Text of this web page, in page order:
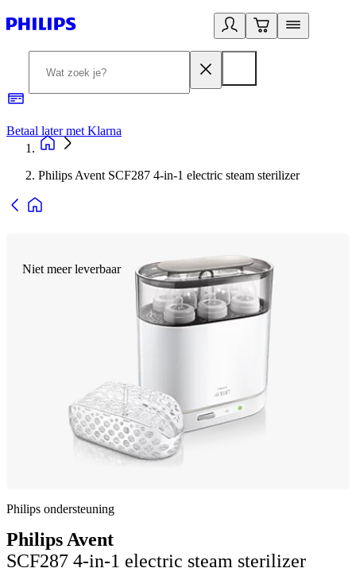
Betaal later met Klarna
Philips Avent SCF287 4-in-1 electric steam sterilizer
Niet meer leverbaar
Philips ondersteuning
Philips Avent
SCF287 4-in-1 electric steam sterilizer